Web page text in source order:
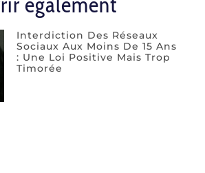
Interdiction Des Réseaux
Sociaux Aux Moins De 15 Ans
: Une Loi Positive Mais Trop
Timorée